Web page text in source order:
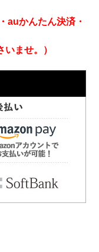
auかんたん決済・
ませ。）